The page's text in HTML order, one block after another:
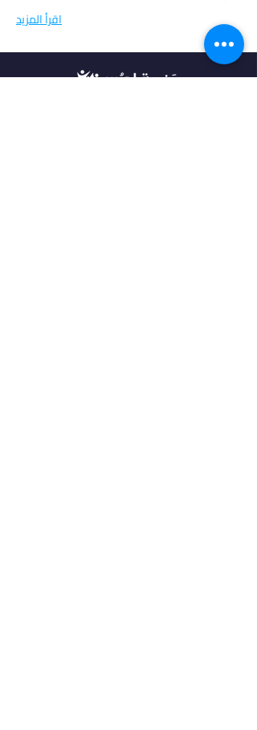
اقرأ المزيد